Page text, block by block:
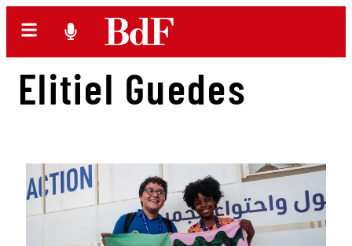
Elitiel Guedes